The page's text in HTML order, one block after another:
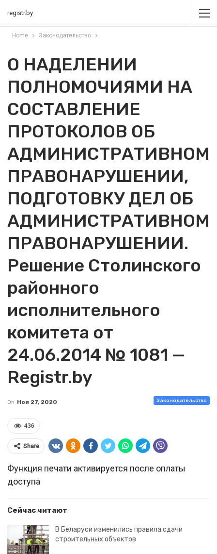
registr.by
Home Законодательство
О НАДЕЛЕНИИ
ПОЛНОМОЧИЯМИ НА
СОСТАВЛЕНИЕ
ПРОТОКОЛОВ ОБ
АДМИНИСТРАТИВНОМ
ПРАВОНАРУШЕНИИ,
ПОДГОТОВКУ ДЕЛ ОБ
АДМИНИСТРАТИВНОМ
ПРАВОНАРУШЕНИИ.
Решение Столинского
районного
исполнительного
комитета от
24.06.2014 № 1081 —
Registr.by
Законодательство
On Ноя 27, 2020
436
Share
Функция печати активируется после оплаты
доступа
Сейчас читают
В Беларуси изменились правила сдачи
строительных объектов